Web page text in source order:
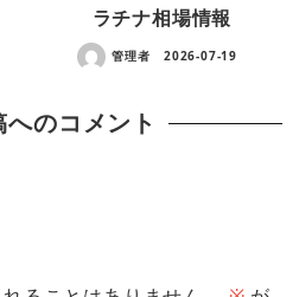
ラチナ相場情報
管理者 2026-07-19
のコメント